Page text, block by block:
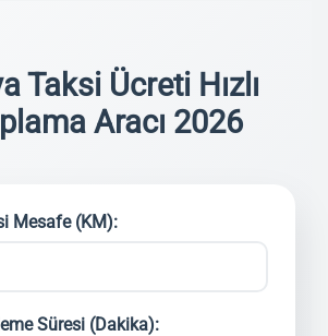
Taksi Ücreti Hızlı
Aracı 2026
Mesafe (KM):
Süresi (Dakika):